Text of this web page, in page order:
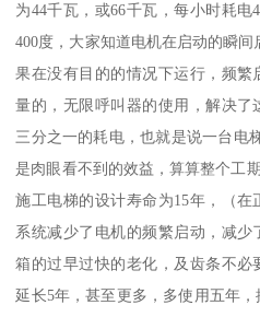
为44千瓦，或66千瓦，每小时耗
400度，大家知道电机在启动的瞬
果在没有目的的情况下运行，频
量的，无限呼叫器的使用，解决
三分之一的耗电，也就是说一台电
是肉眼看不到的效益，算算整个工
施工电梯的设计寿命为15年，（在
系统减少了电机的频繁启动，减
箱的过早过快的老化，及齿条不
延长5年，甚至更多，多使用五年